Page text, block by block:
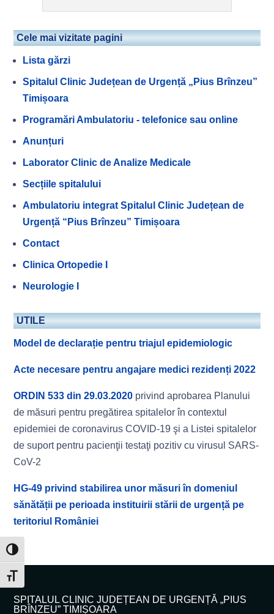
Toggle High Contrast
Toggle Font size
Cele mai vizitate pagini
Lista gărzi
Spitalul Clinic Județean de Urgență „Pius Brînzeu”
Timișoara
Programări Ambulatoriu - telefonice sau online
Anunțuri
Laborator Clinic de Analize Medicale
Secțiile spitalului
Ambulatoriu integrat Spitalul Clinic Județean de
Urgență “Pius Brînzeu” Timișoara
Contact
Clinica Ortopedie I
Neurologie I
UTILE
Model de declarație pentru triajul epidemiologic
Acte necesare pentru angajare medici rezidenți 2022
ORDIN 533 din 29.03.2020 privind aprobarea Planului
de măsuri pentru pregătirea spitalelor în contextul
epidemiei de coronavirus COVID-19 şi a Listei spitalelor
de suport pentru pacienţii testaţi pozitiv cu virusul SARS-
CoV-2
HG-49 privind stabilirea unor măsuri în domeniul
sănătății pe perioada instituirii stării de urgență pe
teritoriul României
SPITALUL CLINIC JUDEȚEAN DE URGENȚĂ „PIUS
BRÎNZEU” TIMIȘOARA